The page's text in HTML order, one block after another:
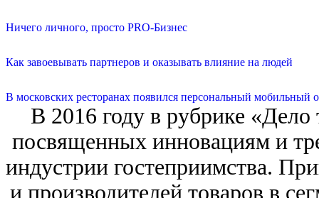
Ничего личного, просто PRO-Бизнес
Как завоевывать партнеров и оказывать влияние на людей
В московских ресторанах появился персональный мобильный
В 2016 году в рубрике «Дело
посвященных инновациям и
индустрии гостеприимства.
и производителей товаров в